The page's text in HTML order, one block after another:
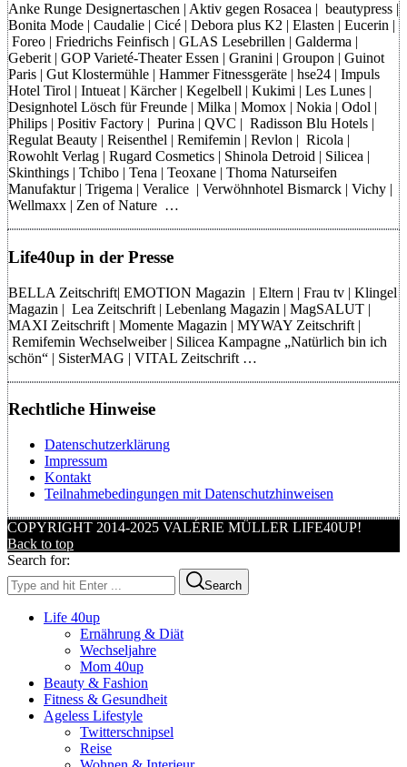
Anke Runge Designertaschen | Aktiv gegen Rosacea | beautypress |
Bonita Mode | Caudalie | Cicé | Debora plus K2 | Elasten | Eucerin |
Foreo | Friedrichs Feinfisch | GLAS Lesebrillen | Galderma |
Geberit | GOP Varieté-Theater Essen | Granini | Groupon | Guinot
Paris | Gut Klostermühle | Hammer Fitnessgeräte | hse24 | Impuls
Hotel Tirol | Intueat | Kärcher | Kegelbell | Kukimi | Les Lunes |
Designhotel Lösch für Freunde | Milka | Momox | Nokia | Odol |
Philips | Positiv Factory | Purina | QVC | Radisson Blu Hotels |
Regulat Beauty | Reisenthel | Remifemin | Revlon | Ricola |
Rowohlt Verlag | Rugard Cosmetics | Shinola Detroid | Silicea |
Skinthings | Tchibo | Tena | Teoxane | Thoma Naturseifen
Manufaktur | Trigema | Veralice | Verwöhnhotel Bismarck | Vichy |
Wellmaxx | Zen of Nature …
Life40up in der Presse
BELLA Zeitschrift| EMOTION Magazin | Eltern | Frau tv | Klingel
Magazin | Lea Zeitschrift | Lebenlang Magazin | MagSALUT |
MAXI Zeitschrift | Momente Magazin | MYWAY Zeitschrift |
Remifemin Wechselweiber | Silicea Kampagne „Natürlich bin ich
schön“ | SisterMAG | VITAL Zeitschrift …
Rechtliche Hinweise
Datenschutzerklärung
Impressum
Kontakt
Teilnahmebedingungen mit Datenschutzhinweisen
COPYRIGHT 2014-2025 VALÉRIE MÜLLER LIFE40UP!
Back to top
Search for:
Search
Life 40up
Ernährung & Diät
Wechseljahre
Mom 40up
Beauty & Fashion
Fitness & Gesundheit
Ageless Lifestyle
Twitterschnipsel
Reise